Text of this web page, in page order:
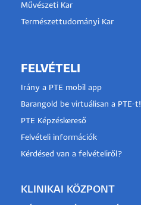
Művészeti Kar
Természettudományi Kar
FELVÉTELI
Irány a PTE mobil app
Barangold be virtuálisan a PTE-t!
PTE Képzéskereső
Felvételi információk
Kérdésed van a felvételiről?
KLINIKAI KÖZPONT